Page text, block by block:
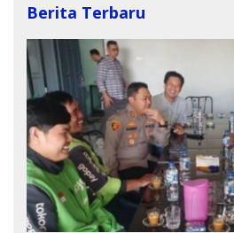
Berita Terbaru